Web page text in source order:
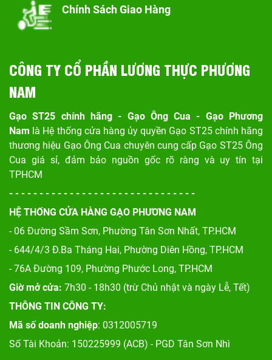
Chính Sách Giao Hàng
CÔNG TY CỔ PHẦN LƯƠNG THỰC PHƯƠNG
NAM
Gạo ST25 chính hãng - Gạo Ông Cua - Gạo Phương
Nam là Hệ thống cửa hàng ủy quyền Gạo ST25 chính hãng
thương hiệu Gạo Ông Cua chuyên cung cấp Gạo ST25 Ông
Cua giá sỉ, đảm bảo nguồn gốc rõ ràng và uy tín tại
TPHCM
- - - - - - - - - - - - - - - - - - - - - - - - - - - - - - -
HỆ THỐNG CỬA HÀNG GẠO PHƯƠNG NAM
- 06 Đường Sầm Sơn, Phường Tân Sơn Nhất, TP.HCM
- 644/4/3 Đ.Ba Tháng Hai, Phường Diên Hồng, TP.HCM
- 76A Đường 109, Phường Phước Long, TP.HCM
Giờ mở cửa: 7h30 - 18h30 (trừ Chủ nhật và ngày Lễ, Tết)
THÔNG TIN CÔNG TY:
Mã số doanh nghiệp: 0312005719
Số Tài Khoản: 150225999 (ACB) - PGD Tân Sơn Nhì